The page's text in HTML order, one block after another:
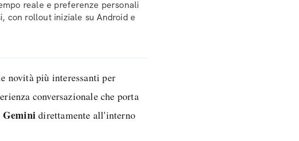
reale e preferenze personali
con rollout iniziale su Android e
novità più interessanti per
conversazionale che porta
Geminidirettamente all'interno